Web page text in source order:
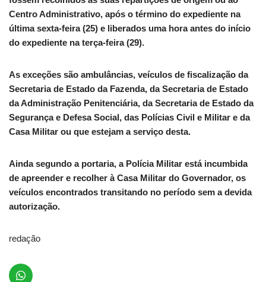
Centro Administrativo, após o término do expediente na
última sexta-feira (25) e liberados uma hora antes do início
do expediente na terça-feira (29).
As exceções são ambulâncias, veículos de ﬁscalização da
Secretaria de Estado da Fazenda, da Secretaria de Estado
da Administração Penitenciária, da Secretaria de Estado da
Segurança e Defesa Social, das Polícias Civil e Militar e da
Casa Militar ou que estejam a serviço desta.
Ainda segundo a portaria, a Polícia Militar está incumbida
de apreender e recolher à Casa Militar do Governador, os
veículos encontrados transitando no período sem a devida
autorização.
redação